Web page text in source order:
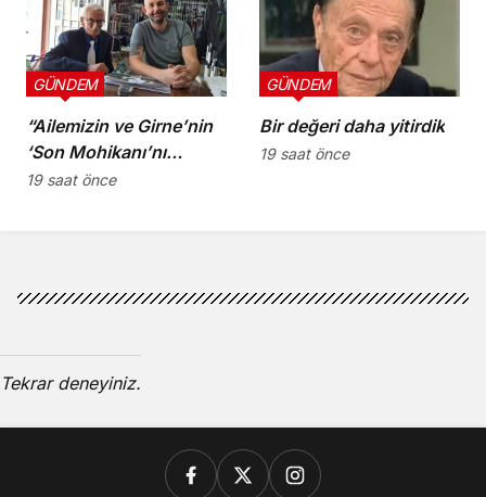
“Ailemizin ve Girne’nin
‘Son Mohikanı’nı
kaybettik”
GÜNDEM
19 saat önce
Bir değeri daha yitirdik
GÜNDEM
19 saat önce
Tekrar deneyiniz.